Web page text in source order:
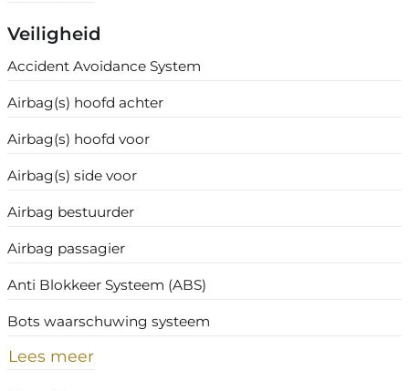
Veiligheid
Accident Avoidance System
Airbag(s) hoofd achter
Airbag(s) hoofd voor
Airbag(s) side voor
Airbag bestuurder
Airbag passagier
Anti Blokkeer Systeem (ABS)
Bots waarschuwing systeem
Lees meer